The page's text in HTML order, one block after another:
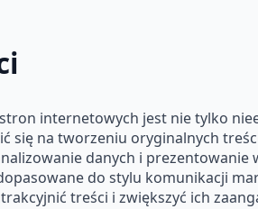
internetowych jest nie tylko
się na tworzeniu oryginalnych
danych i prezentowanie
do stylu komunikacji
treści i zwiększyć ich